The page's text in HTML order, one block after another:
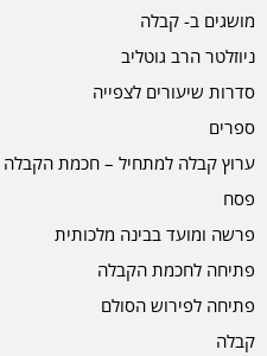
מושגים ב- קבלה
ניוזלטר הרב גוטליב
סדרות שיעורים לצפייה
ספרים
ערוץ קבלה למתחיל – חכמת הקבלה
פסח
פרשה ומועד בבינה מלכותית
פתיחה לחכמת הקבלה
פתיחה לפירוש הסולם
קבלה